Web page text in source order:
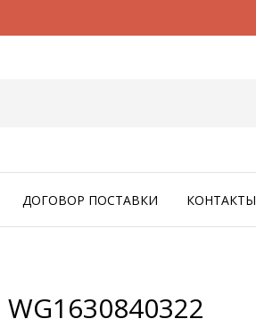
ДОГОВОР ПОСТАВКИ КОНТАКТЫ